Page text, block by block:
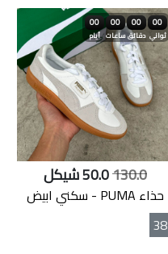
00
أيام
00
ساعات
00
دقائق
00
ثواني
130.0
حذاء PUMA - سكني ابيض
38